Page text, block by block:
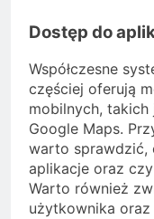
Dostęp do
Współczesne
częściej oferują
mobilnych,
Google Maps.
warto sprawdzić,
aplikacje oraz
Warto również
użytkownika oraz